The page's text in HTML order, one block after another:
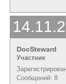
DocSteward
Участник
Сообщений: 8